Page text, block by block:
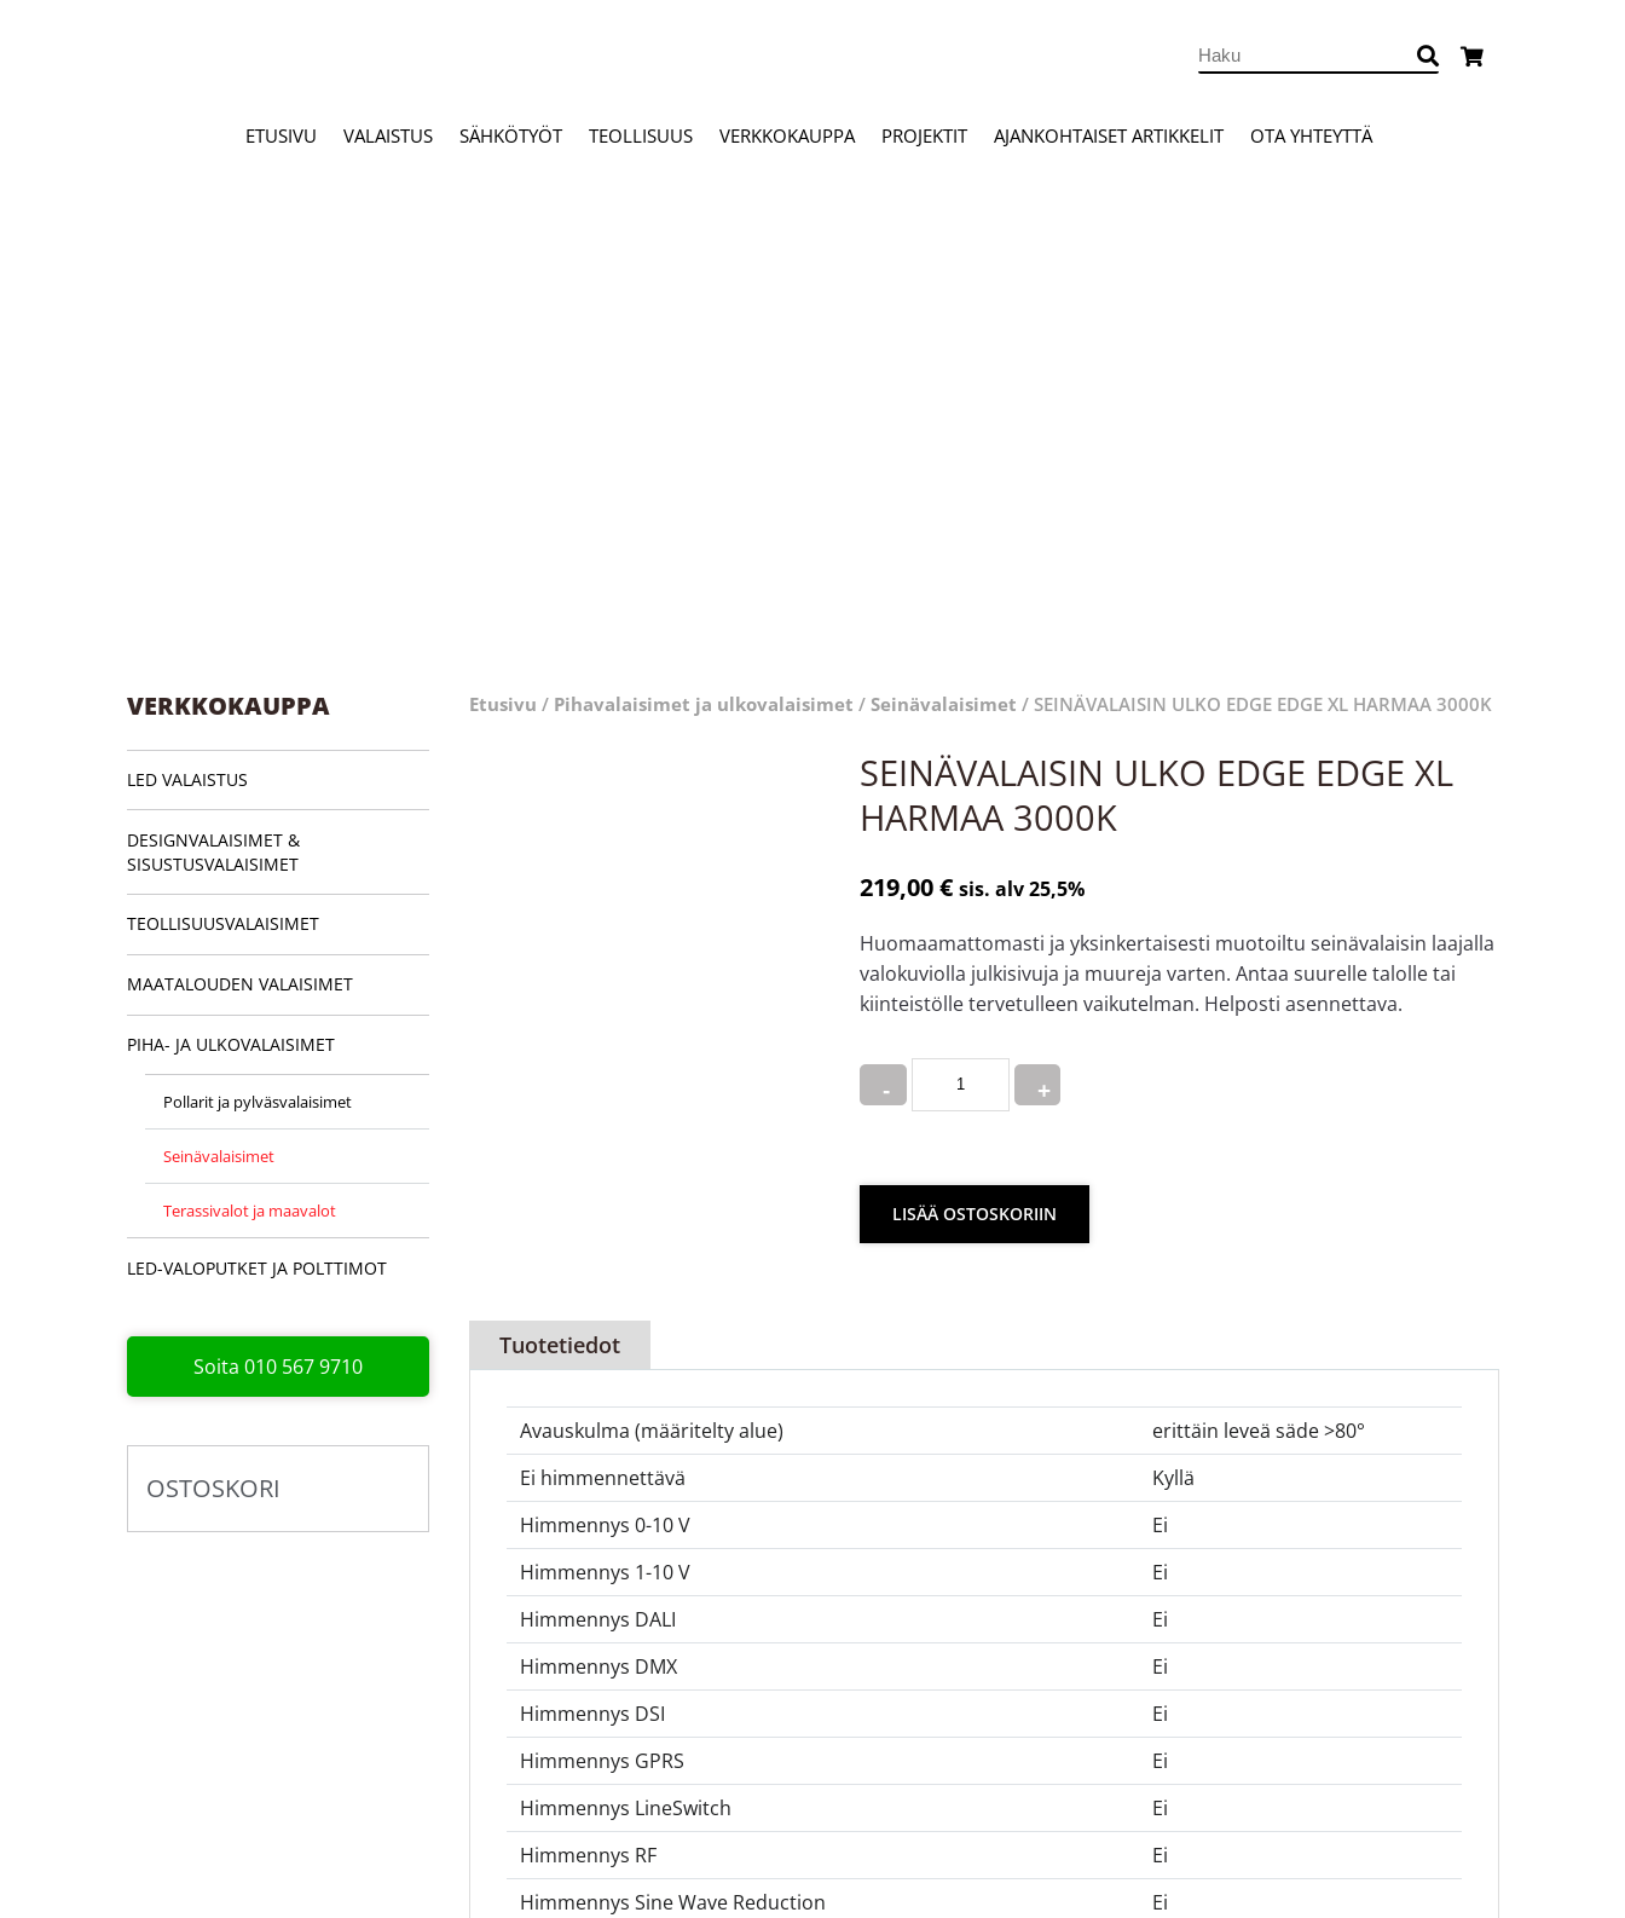
ETUSIVU VALAISTUS SÄHKÖTYÖT TEOLLISUUS VERKKOKAUPPA PROJEKTIT AJANKOHTAISET ARTIKKELIT OTA YHTEYTTÄ
VERKKOKAUPPA
LED VALAISTUS
DESIGNVALAISIMET &
SISUSTUSVALAISIMET
TEOLLISUUSVALAISIMET
MAATALOUDEN VALAISIMET
PIHA- JA ULKOVALAISIMET
Pollarit ja pylväsvalaisimet
Seinävalaisimet
Terassivalot ja maavalot
LED-VALOPUTKET JA POLTTIMOT
Soita 010 567 9710
OSTOSKORI
Etusivu / Pihavalaisimet ja ulkovalaisimet / Seinävalaisimet / SEINÄVALAISIN ULKO EDGE EDGE XL HARMAA 3000K
SEINÄVALAISIN ULKO EDGE EDGE XL
HARMAA 3000K
219,00€ sis. alv 25,5%
Huomaamattomasti ja yksinkertaisesti muotoiltu seinävalaisin laajalla
valokuviolla julkisivuja ja muureja varten. Antaa suurelle talolle tai
kiinteistölle tervetulleen vaikutelman. Helposti asennettava.
Quantity
LISÄÄ OSTOSKORIIN
Tuotetiedot
Avauskulma (määritelty alue)
erittäin leveä säde >80°
Ei himmennettävä
Kyllä
Himmennys 0-10 V
Ei
Himmennys 1-10 V
Ei
Himmennys DALI
Ei
Himmennys DMX
Ei
Himmennys DSI
Ei
Himmennys GPRS
Ei
Himmennys LineSwitch
Ei
Himmennys RF
Ei
Himmennys Sine Wave Reduction
Ei